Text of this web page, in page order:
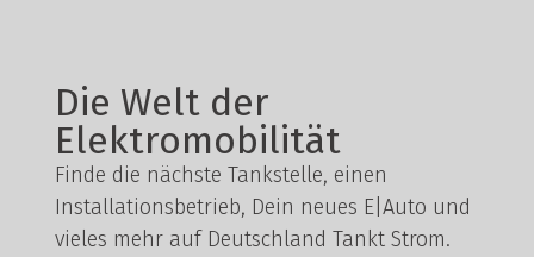
Die Welt der
Elektromobilität
Finde die nächste Tankstelle, einen
Installationsbetrieb, Dein neues E|Auto und
vieles mehr auf Deutschland Tankt Strom.